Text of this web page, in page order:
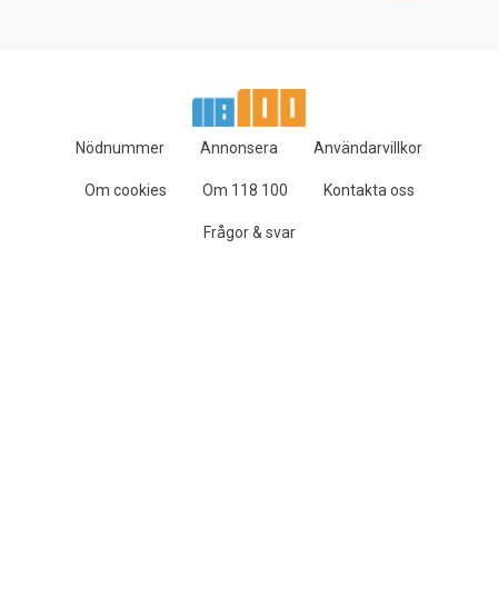
Nödnummer Annonsera Användarvillkor
Om cookies Om 118 100 Kontakta oss
Frågor & svar